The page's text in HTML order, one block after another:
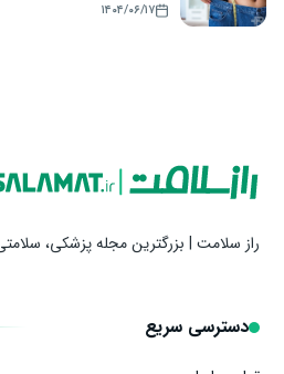
۱۴۰۴/۰۶/۱۷
راز سلامت | بزرگترین مجله پزشکی،
دسترسی سریع